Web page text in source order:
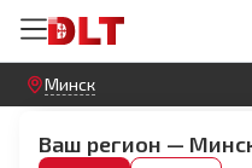
Круглосуточный! Прием
Минск
Ваш регион —
Зубчатые шпатели (гребенки)